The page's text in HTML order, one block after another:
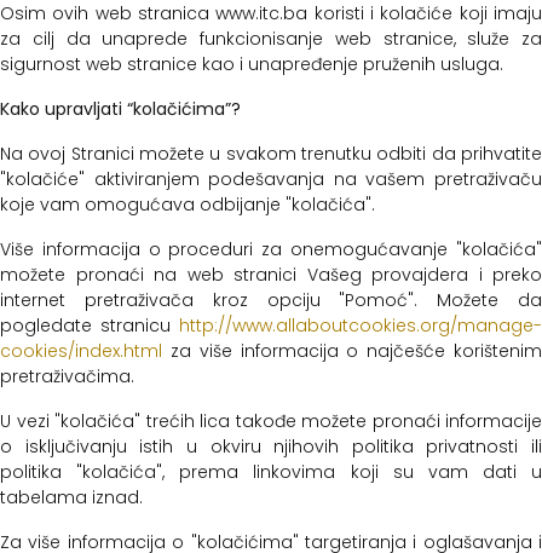
Osim ovih web stranica www.itc.ba koristi i kolačiće koji imaju
za cilj da unaprede funkcionisanje web stranice, služe za
sigurnost web stranice kao i unapređenje pruženih usluga.
Kako upravljati “kolačićima”?
Na ovoj Stranici možete u svakom trenutku odbiti da prihvatite
"kolačiće" aktiviranjem podešavanja na vašem pretraživaču
koje vam omogućava odbijanje "kolačića".
Više informacija o proceduri za onemogućavanje "kolačića"
možete pronaći na web stranici Vašeg provajdera i preko
internet pretraživača kroz opciju "Pomoć". Možete da
pogledate stranicu http://www.allaboutcookies.org/manage-
cookies/index.html za više informacija o najčešće korištenim
pretraživačima.
U vezi "kolačića" trećih lica takođe možete pronaći informacije
o isključivanju istih u okviru njihovih politika privatnosti ili
politika "kolačića", prema linkovima koji su vam dati u
tabelama iznad.
Za više informacija o "kolačićima" targetiranja i oglašavanja i